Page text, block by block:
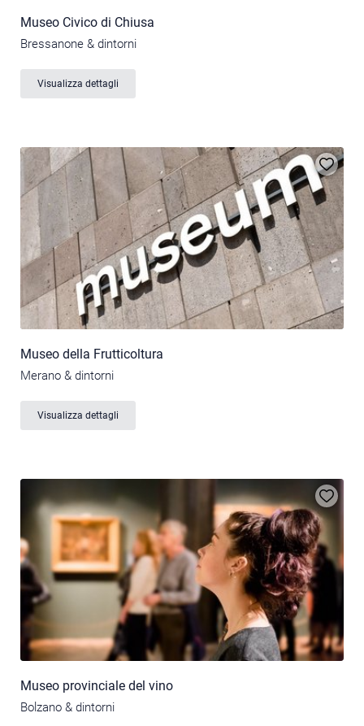
Museo Civico di Chiusa
Bressanone & dintorni
Visualizza dettagli
Museo della Frutticoltura
Merano & dintorni
Visualizza dettagli
Museo provinciale del vino
Bolzano & dintorni